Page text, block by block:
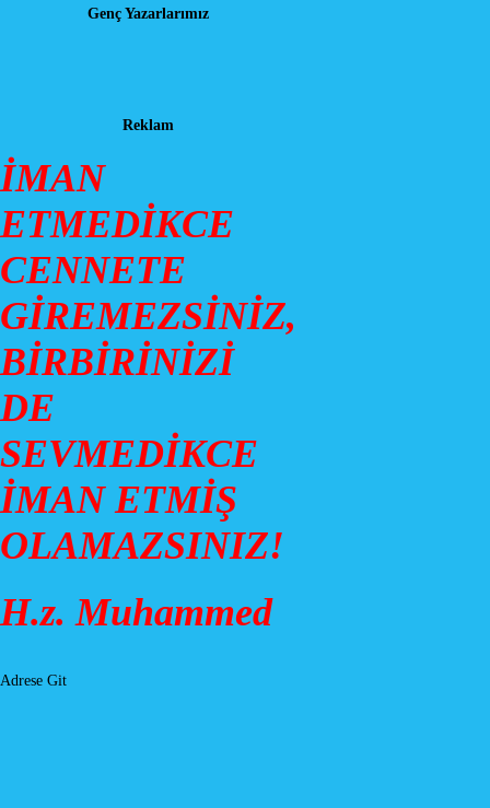
Genç Yazarlarımız
Reklam
İMAN
ETMEDİKCE
CENNETE
GİREMEZSİNİZ,
BİRBİRİNİZİ
DE
SEVMEDİKCE
İMAN ETMİŞ
OLAMAZSINIZ!
H.z. Muhammed
Adrese Git